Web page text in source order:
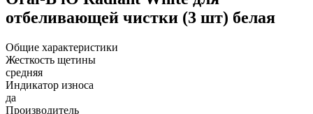
отбеливающей чистки (3 шт) белая
Общие характеристики
Жесткость щетины
средняя
Индикатор износа
да
Производитель